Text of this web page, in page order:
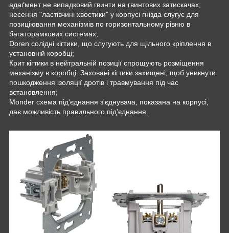
адаґмент не випадковий гвинти на гвинтових затискачах;
несення "ластівчині хвостики" у корпусі гнізда слугує для
позиціювання механізмів по горизонтальному рівню в
багаторамкових системах;
Doren солідні кігтики, що слугують для щільного кріплення в
установній коробці;
Крит кігтики в нейтральній позиції спрощують розміщення
механізму в коробці. Заховані кігтики захищені, щоб уникнути
пошкодження ізоляції дротів і травмування під час
встановлення;
Monder схема під'єднання з'єднувача, показана на корпусі,
дає можливість правильного під'єднання.